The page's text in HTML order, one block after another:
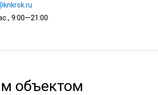
9:00—21:00
объектом